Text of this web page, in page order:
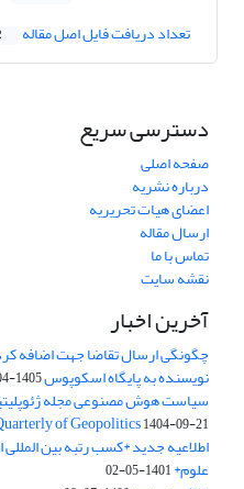
تعداد دریافت فایل اصل مقاله
دسترسی سریع
صفحه اصلی
درباره نشریه
اعضای هیات تحریریه
ارسال مقاله
تماس با ما
نقشه سایت
آخرین اخبار
چگونگی ارسال تقاضا جهت اضافه
نویسنده به پایگاه اسکوپوس1405-04-27
سیاست هوش مصنوعی مجله
of Geopolitics1404-09-21
اطلاعیه جدید *کسب رتبه بین
علوم*1401-05-02